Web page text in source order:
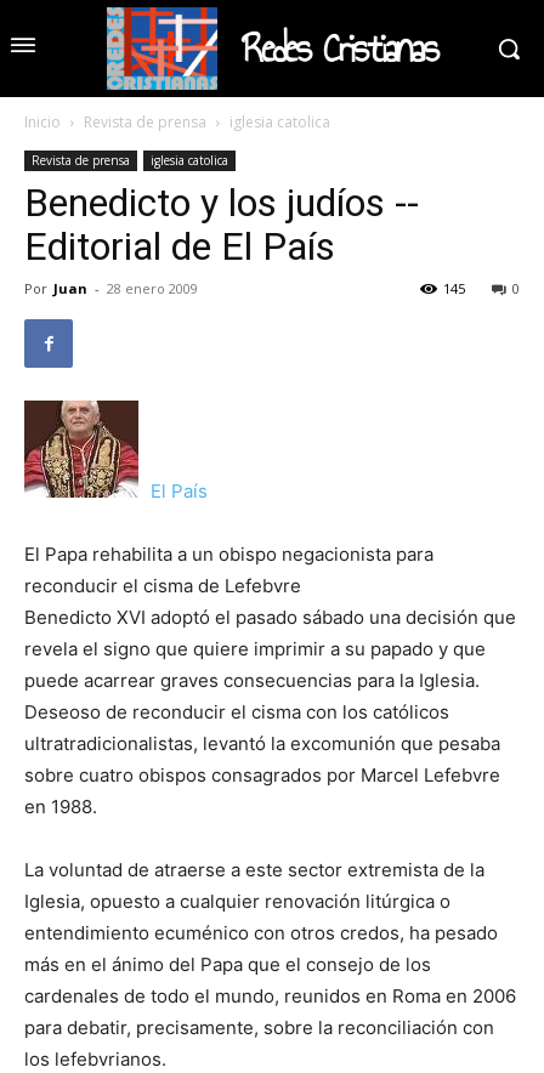
Redes Cristianas
Inicio Revista de prensa iglesia catolica
Revista de prensa iglesia catolica
Benedicto y los judíos --
Editorial de El País
Por Juan - 28 enero 2009 0
145
El País
El Papa rehabilita a un obispo negacionista para
reconducir el cisma de Lefebvre
Benedicto XVI adoptó el pasado sábado una decisión que
revela el signo que quiere imprimir a su papado y que
puede acarrear graves consecuencias para la Iglesia.
Deseoso de reconducir el cisma con los católicos
ultratradicionalistas, levantó la excomunión que pesaba
sobre cuatro obispos consagrados por Marcel Lefebvre
en 1988.
La voluntad de atraerse a este sector extremista de la
Iglesia, opuesto a cualquier renovación litúrgica o
entendimiento ecuménico con otros credos, ha pesado
más en el ánimo del Papa que el consejo de los
cardenales de todo el mundo, reunidos en Roma en 2006
para debatir, precisamente, sobre la reconciliación con
los lefebvrianos.